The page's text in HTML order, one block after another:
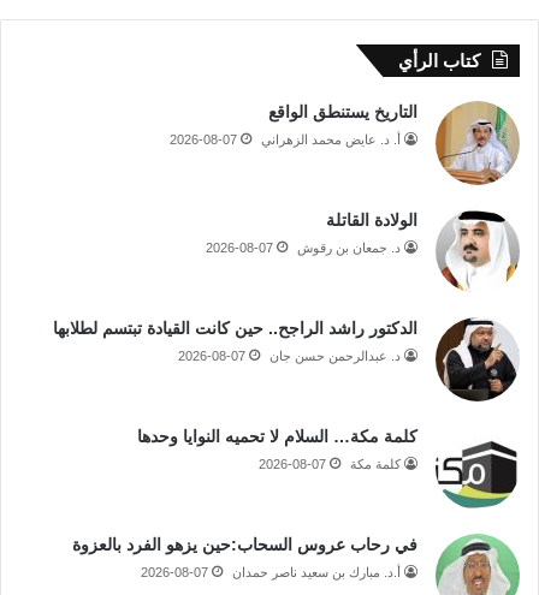
كتاب الرأي
التاريخ يستنطق الواقع
أ. د. عايض محمد الزهراني 2026-08-07
الولادة القاتلة
د. جمعان بن رقوش 2026-08-07
الدكتور راشد الراجح.. حين كانت القيادة تبتسم لطلابها
د. عبدالرحمن حسن جان 2026-08-07
كلمة مكة… السلام لا تحميه النوايا وحدها
كلمة مكة 2026-08-07
في رحاب عروس السحاب:حين يزهو الفرد بالعزوة
أ.د. مبارك بن سعيد ناصر حمدان 2026-08-07